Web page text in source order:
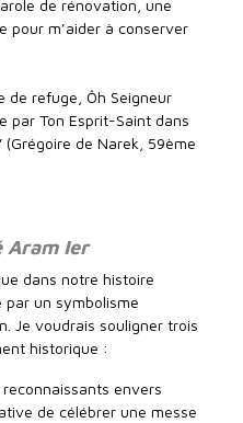
de rénovation, une
pour m’aider à conserver
de refuge, Ôh Seigneur
par Ton Esprit-Saint dans
(Grégoire de Narek, 59ème
Aram Ier
dans notre histoire
un symbolisme
Je voudrais souligner trois
historique :
envers
de célébrer une messe